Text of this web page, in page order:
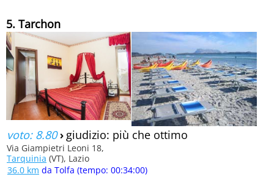
5. Tarchon
voto: 8.80› giudizio: più che ottimo
Via Giampietri Leoni 18,
Tarquinia (VT), Lazio
36.0 km da Tolfa (tempo: 00:34:00)